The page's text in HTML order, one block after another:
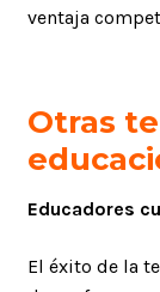
ventaja
Otras
Educadores
El éxito de la